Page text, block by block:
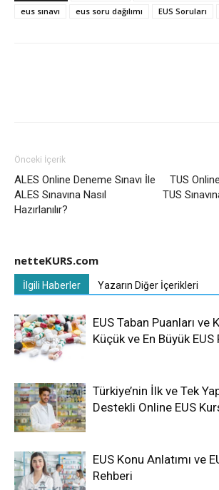
eus sınavı eus soru dağılımı EUS Soruları
Önceki İçerik
ALES Online Deneme Sınavı İle
ALES Sınavına Nasıl
Hazırlanılır?
TUS
TUS
netteKURS.com
İlgili Haberler Yazarın Diğer İçerikleri
EUS Taban Puanları ve
Küçük ve En Büyük EUS
Türkiye’nin İlk ve Tek
Destekli Online EUS
EUS Konu Anlatımı ve
Rehberi